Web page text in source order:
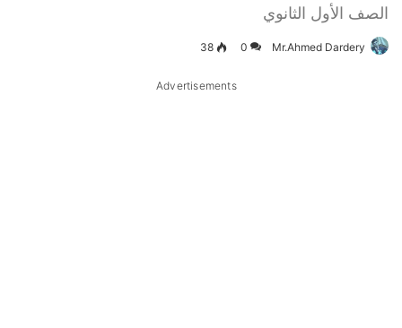
الصف الأول الثانوي
Mr.Ahmed Dardery
0
38
Advertisements